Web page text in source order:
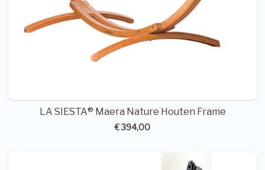
LA SIESTA® Maera Nature Houten Frame
€ 394,00